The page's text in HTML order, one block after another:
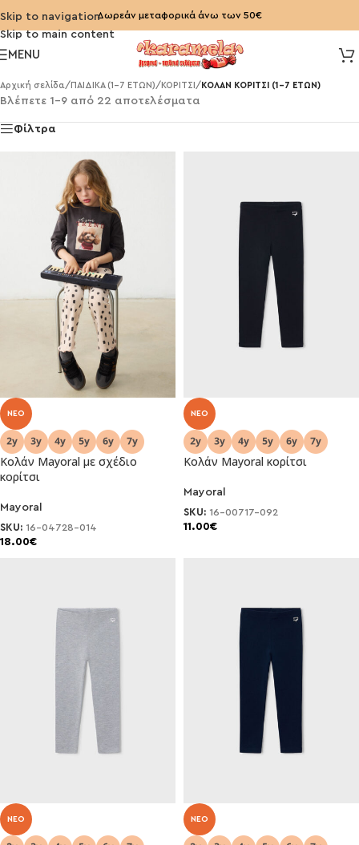
Skip to navigation
Skip to main content
Δωρεάν μεταφορικά άνω των 50€
MENU
Αρχική σελίδα/ ΠΑΙΔΙΚΑ (1-7 ΕΤΩΝ)/ ΚΟΡΙΤΣΙ / ΚΟΛΑΝ ΚΟΡΙΤΣΙ (1-7 ΕΤΩΝ)
Βλέπετε 1–9 από 22 αποτελέσματα
Φίλτρα
NEO
Κολάν Mayoral με σχέδιο
κορίτσι
Mayoral
SKU: 16-04728-014
18.00€
NEO
Κολάν Mayoral κορίτσι
Mayoral
SKU: 16-00717-092
11.00€
NEO NEO